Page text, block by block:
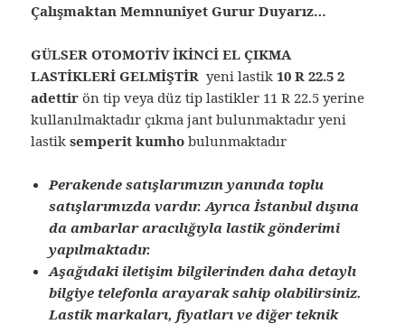
Çalışmaktan Memnuniyet Gurur Duyarız…
GÜLSER OTOMOTİV İKİNCİ EL ÇIKMA
LASTİKLERİ GELMİŞTİRyeni lastik10 R 22.5 2
adettirön tip veya düz tip lastikler 11 R 22.5 yerine
kullanılmaktadır çıkma jant bulunmaktadır yeni
lastiksemperit kumho bulunmaktadır
Perakende satışlarımızın yanında toplu
satışlarımızda vardır. Ayrıca İstanbul dışına
da ambarlar aracılığıyla lastik gönderimi
yapılmaktadır.
Aşağıdaki iletişim bilgilerinden daha detaylı
bilgiye telefonla arayarak sahip olabilirsiniz.
Lastik markaları, fiyatları ve diğer teknik